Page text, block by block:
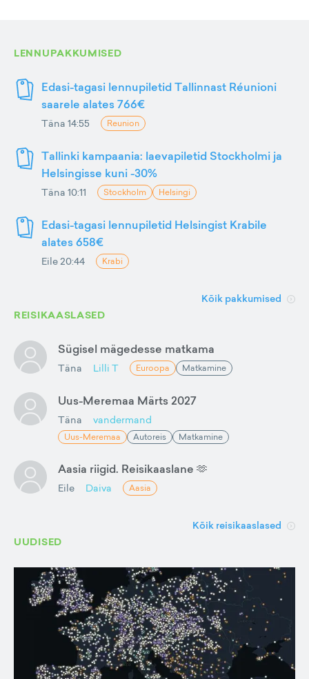
LENNUPAKKUMISED
Edasi-tagasi lennupiletid Tallinnast Réunioni
saarele alates 766€
Täna 14:55 Reunion
Tallinki kampaania: laevapiletid Stockholmi ja
Helsingisse kuni -30%
Täna 10:11 Stockholm Helsingi
Edasi-tagasi lennupiletid Helsingist Krabile
alates 658€
Eile 20:44 Krabi
Kõik pakkumised
REISIKAASLASED
Sügisel mägedesse matkama
Täna Lilli T Euroopa Matkamine
Uus-Meremaa Märts 2027
Täna vandermand
Uus-Meremaa Autoreis Matkamine
Aasia riigid. Reisikaaslane 🫶
Eile Daiva Aasia
Kõik reisikaaslased
UUDISED